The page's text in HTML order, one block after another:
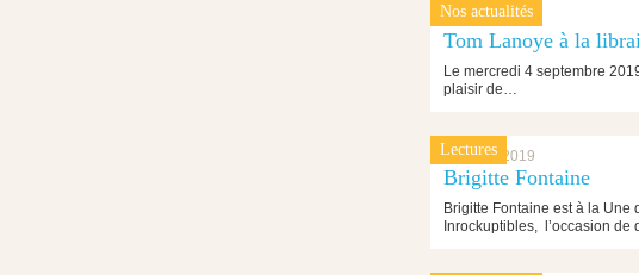
Nos actualités
21 août 2019
Tom Lanoye à la
Le mercredi 4 septembre
plaisir de…
Lectures
15 juillet 2019
Brigitte Fontaine
Brigitte Fontaine est à la Une
Inrockuptibles, l’occasion